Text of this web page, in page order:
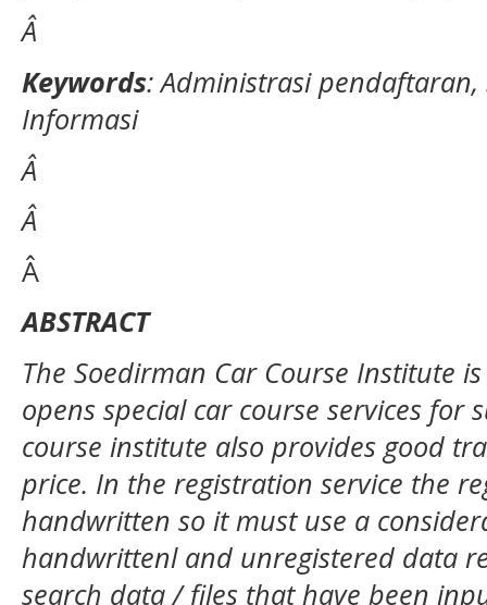
Â
Keywords: Administrasi pendaftaran,
Informasi
Â
Â
Â
ABSTRACT
The Soedirman Car Course Institute
opens special car course services for
course institute also provides good
price. In the registration service the
handwritten so it must use a
handwrittenl and unregistered data
search data / files that have been